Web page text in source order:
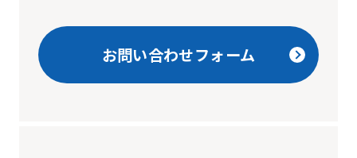
お問い合わせフォーム